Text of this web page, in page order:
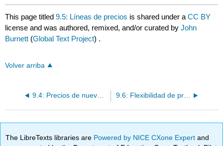
This page titled9.5: Líneas de precios is shared under aCC BY
license and was authored, remixed, and/or curated byJohn
Burnett (Global Text Project) .
Volver arriba
9.4: Precios de nuevos productos 9.6: Flexibilidad de precios
The LibreTexts libraries are Powered by NICE CXone Expertand